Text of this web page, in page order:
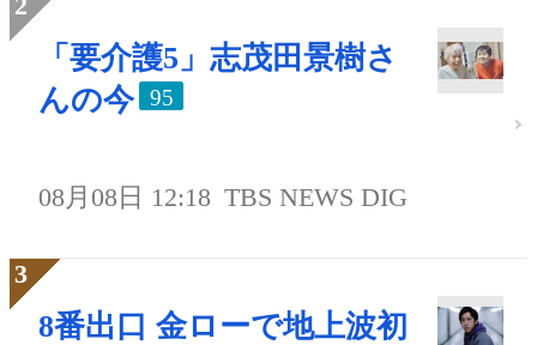
「要介護5」志茂田景樹さ
んの今
95
08月08日 12:18 TBS NEWS DIG
8番出口 金ローで地上波初